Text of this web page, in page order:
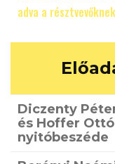
adva a
Diczenty
és Hoffer Ottó
nyitóbeszéde